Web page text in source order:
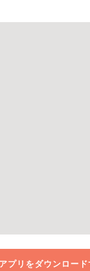
アプリをダウンロード